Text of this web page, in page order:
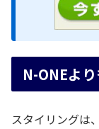
N-ONEよ
スタイリングは